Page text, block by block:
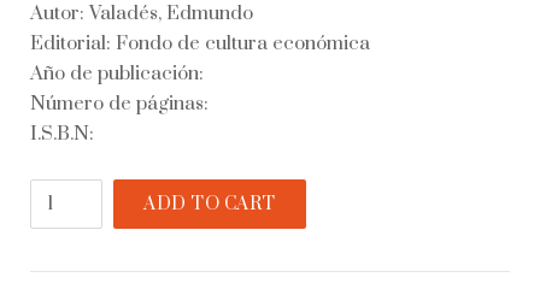
Autor: Valadés, Edmundo
Editorial: Fondo de cultura económica
Año de publicación:
Número de páginas:
I.S.B.N:
permiso
ADD TO CART